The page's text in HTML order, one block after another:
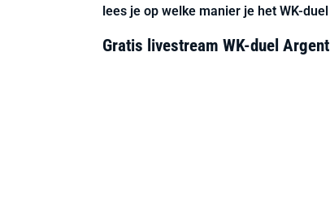
lees je op welke manier je het WK-
Gratis livestream WK-duel